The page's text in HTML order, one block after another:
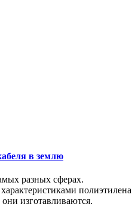
в землю
разных сферах.
полиэтилена
изготавливаются.